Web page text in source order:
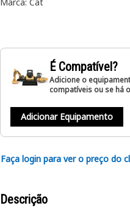
É Compatível?
Adicione o
compatíveis ou se há
Adicionar Equipamento
Faça login para ver o preço do
Descrição